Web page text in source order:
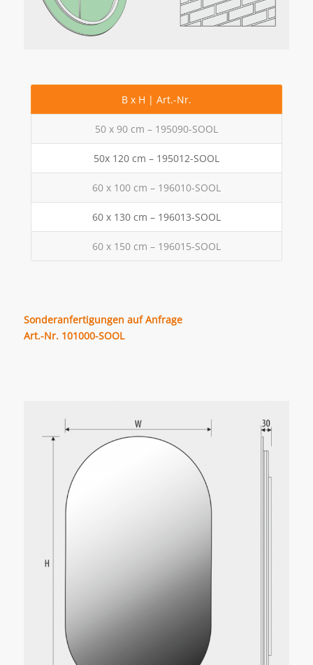
B x H | Art.-Nr.
50 x 90 cm – 195090-SOOL
50x 120 cm – 195012-SOOL
60 x 100 cm – 196010-SOOL
60 x 130 cm – 196013-SOOL
60 x 150 cm – 196015-SOOL
Sonderanfertigungen auf Anfrage
Art.-Nr. 101000-SOOL